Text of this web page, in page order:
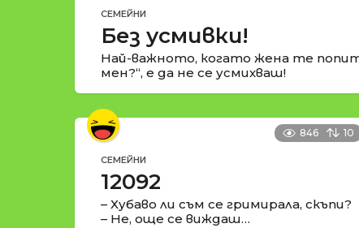
СЕМЕЙНИ
Без усмивки!
Най-важното, когато жена те
мен?“, е да не се усмихваш!
846 10
СЕМЕЙНИ
12092
– Хубаво ли съм се гримирала, скъпи?
– Не, още се виждаш…